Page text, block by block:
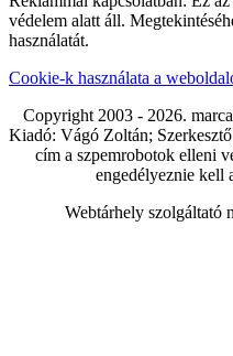
védelem alatt áll.
használatát.
Cookie-k használata a
Copyright 2003 - 2026.
Kiadó: Vágó Zoltán;
cím a szpemrobotok elleni
engedélyeznie kell
Webtárhely szolgáltató